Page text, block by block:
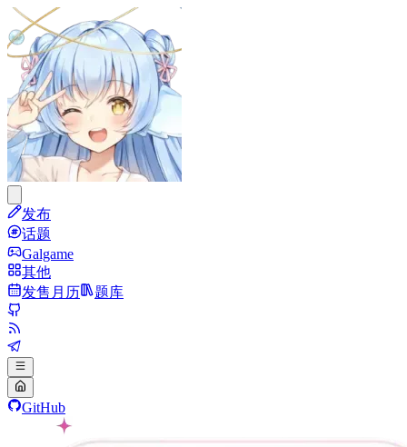
发布
话题
Galgame
其他
发售月历
题库
GitHub